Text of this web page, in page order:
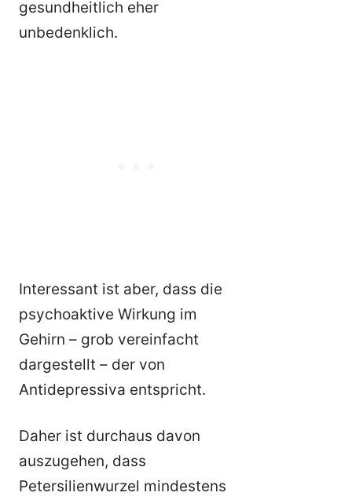
gesundheitlich eher
unbedenklich.
Interessant ist aber, dass die
psychoaktive Wirkung im
Gehirn – grob vereinfacht
dargestellt – der von
Antidepressiva entspricht.
Daher ist durchaus davon
auszugehen, dass
Petersilienwurzel mindestens